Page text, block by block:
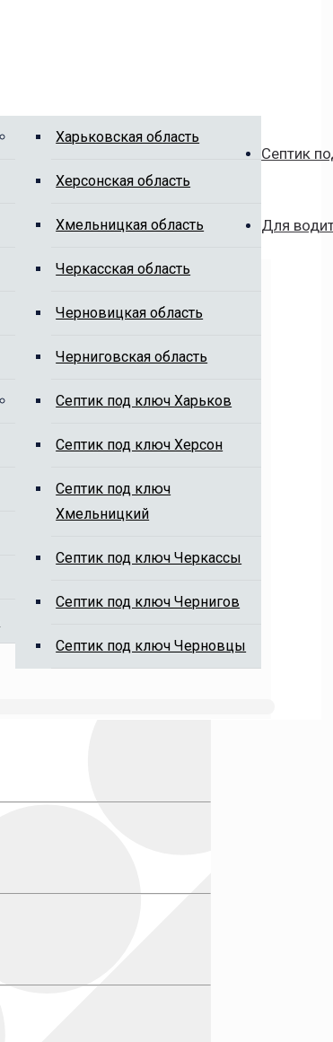
Харьковская область
Херсонская область
Хмельницкая область
Черкасская область
Черновицкая область
Черниговская область
Септик
Cептик под ключ Харьков
Cептик под ключ Херсон
Cептик под ключ
Хмельницкий
Cептик под ключ Черкассы
Cептик под ключ Чернигов
Cептик под ключ Черновцы
Для